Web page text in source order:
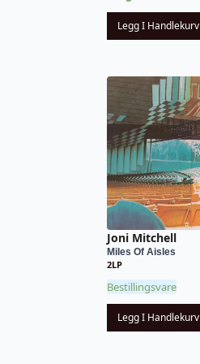
Legg I Handlekurv
Joni Mitchell
Miles Of Aisles
2LP
Bestillingsvare
Legg I Handlekurv